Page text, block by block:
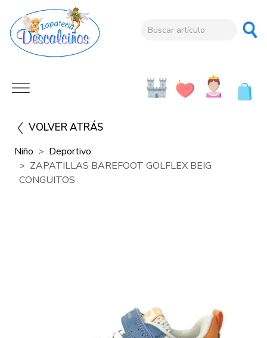
VOLVER ATRÁS
Niño
Deportivo
ZAPATILLAS BAREFOOT GOLFLEX BEIG
CONGUITOS